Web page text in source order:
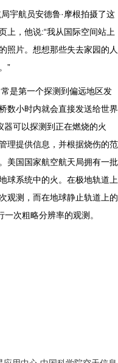
宇航员安德鲁·摩根拍摄了这
上，他说:“我从国际空间站上
照片。想想那些失去家园的人
”
是第一个探测到偏远地区发
数小时内就会直接发送给世界
可以探测到正在燃烧的火
理提供信息，并根据烧伤的范
美国国家航空航天局拥有一批
球系统中的火。在极地轨道上
观测，而在地球静止轨道上的
次粗略分辨率的观测。